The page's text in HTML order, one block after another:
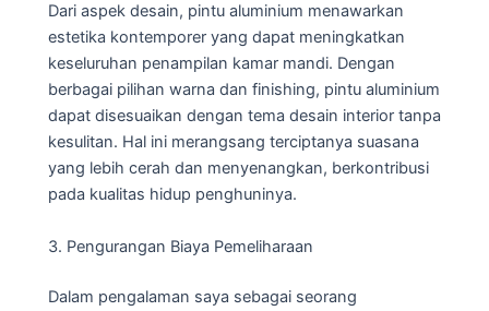
Dari aspek desain, pintu aluminium menawarkan
estetika kontemporer yang dapat meningkatkan
keseluruhan penampilan kamar mandi. Dengan
berbagai pilihan warna dan finishing, pintu aluminium
dapat disesuaikan dengan tema desain interior tanpa
kesulitan. Hal ini merangsang terciptanya suasana
yang lebih cerah dan menyenangkan, berkontribusi
pada kualitas hidup penghuninya.
3. Pengurangan Biaya Pemeliharaan
Dalam pengalaman saya sebagai seorang